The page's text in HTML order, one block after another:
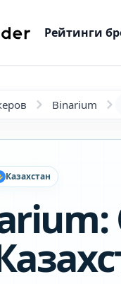
Рейтинги
Binarium
Казахстан